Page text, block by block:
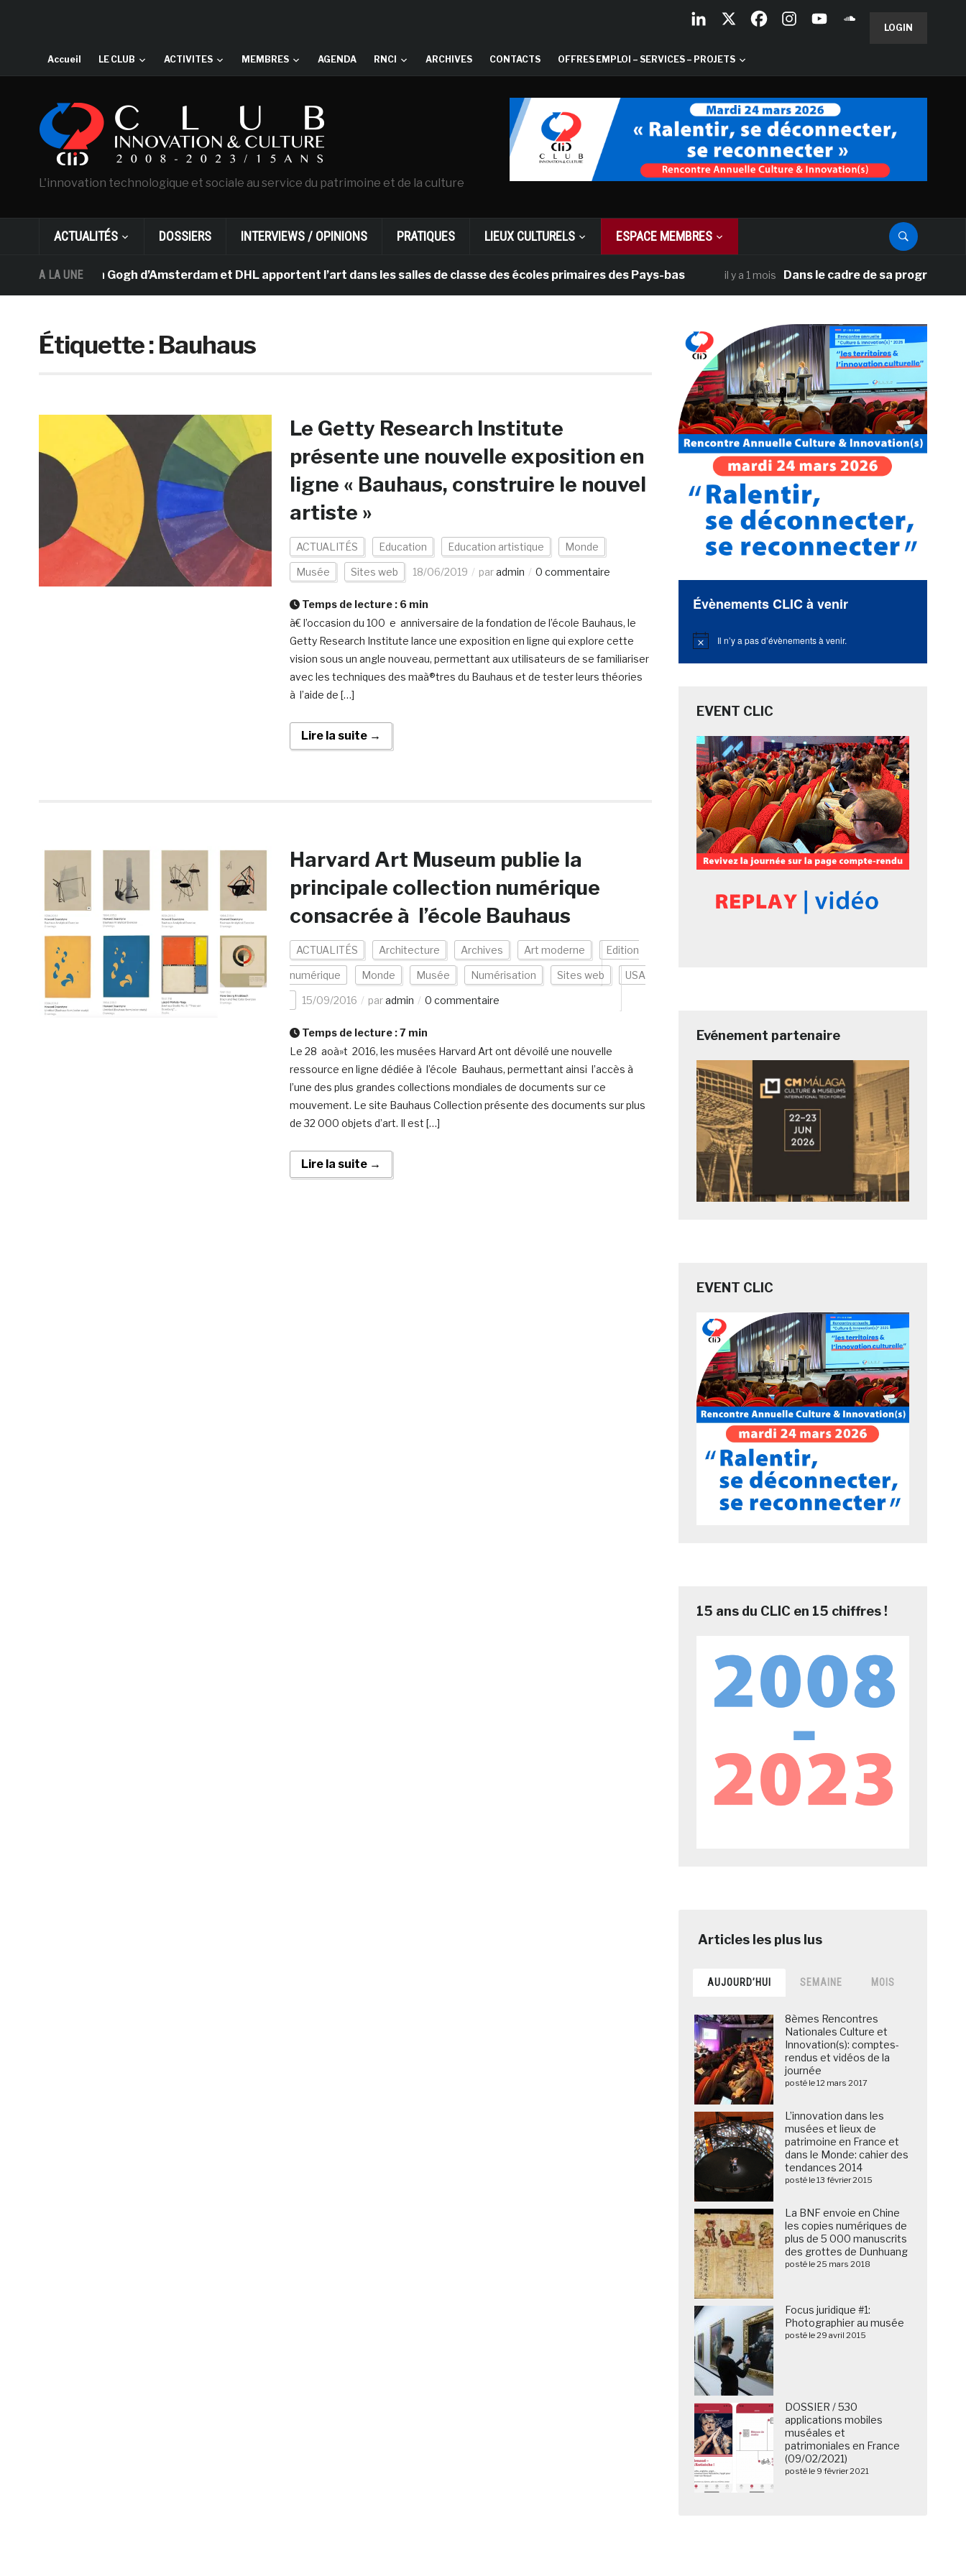
LOGIN
Accueil LE CLUB ACTIVITES MEMBRES AGENDA RNCI ARCHIVES CONTACTS OFFRES EMPLOI – SERVICES – PROJETS
L'innovation technologique et sociale au service du patrimoine et de la culture
ACTUALITÉS DOSSIERS INTERVIEWS / OPINIONS PRATIQUES LIEUX CULTURELS ESPACE MEMBRES
A LA UNE
musée Van Gogh d’Amsterdam et DHL apportent l’art dans les salles de classe des écoles primaires des Pays-bas il y a 1 mois Dans le cadre de sa programmation
Étiquette :Bauhaus
Le Getty Research Institute
présente une nouvelle exposition en
ligne « Bauhaus, construire le nouvel
artiste »
ACTUALITÉS Education Education artistique Monde
Musée Sites web 18/06/2019 paradmin 0 commentaire
Temps de lecture : 6 min
à€ l’occasion du 100 e anniversaire de la fondation de l’école Bauhaus, le
Getty Research Institute lance une exposition en ligne qui explore cette
vision sous un angle nouveau, permettant aux utilisateurs de se familiariser
avec les techniques des maà®tres du Bauhaus et de tester leurs théories
à l’aide de […]
Lire la suite →
Harvard Art Museum publie la
principale collection numérique
consacrée à l’école Bauhaus
ACTUALITÉS Architecture Archives Art moderne Edition
numérique Monde Musée Numérisation Sites web USA
15/09/2016 paradmin 0 commentaire
Temps de lecture :7 min
Le 28 aoà»t 2016, les musées Harvard Art ont dévoilé une nouvelle
ressource en ligne dédiée à l’école Bauhaus, permettant ainsi l’accès à
l’une des plus grandes collections mondiales de documents sur ce
mouvement. Le site Bauhaus Collection présente des documents sur plus
de 32 000 objets d’art. Il est […]
Lire la suite →
Évènements CLIC à venir
Notice Il n’y a pas d’évènements à venir.
EVENT CLIC
Evénement partenaire
EVENT CLIC
15 ans du CLIC en 15 chiffres !
AUJOURD’HUI SEMAINE MOIS
8èmes Rencontres
Nationales Culture et
Innovation(s): comptes-
rendus et vidéos de la
journée
posté le 12 mars 2017
L’innovation dans les
musées et lieux de
patrimoine en France et
dans le Monde: cahier des
tendances 2014
posté le 13 février 2015
La BNF envoie en Chine
les copies numériques de
plus de 5 000 manuscrits
des grottes de Dunhuang
posté le 25 mars 2018
Focus juridique #1:
Photographier au musée
posté le 29 avril 2015
DOSSIER / 530
applications mobiles
muséales et
patrimoniales en France
(09/02/2021)
posté le 9 février 2021